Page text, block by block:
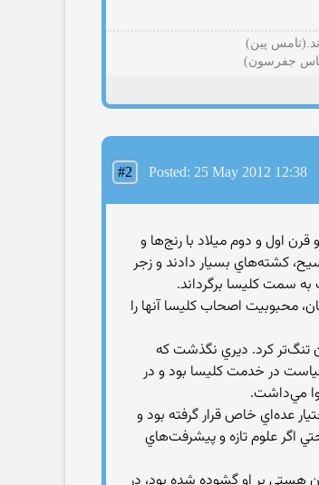
پین)
جفرسون)
#2 Posted: 25 May 2012 12:38
اول و دوم ميلاد با رنج‌ها و
كشته‌هاي بسيار دادند و زجر
سمت كليسا برگرداند.
محبوبيت اصحاب كليسا آنها را
تنگ‌تر كرد. ديري نگذشت كه
در خدمت كليسا بود و در
وا مي‌داشت.
عده‌اي خاص قرار گرفته بود و
اگر علوم تازه و پيشرفت‌هاي